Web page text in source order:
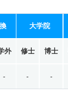
外
-
大学院
修士 博士
- -